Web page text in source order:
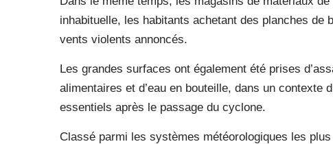
inhabituelle, les habitants achetant des planches
vents violents annoncés.
Les grandes surfaces ont également été prises
alimentaires et d’eau en bouteille, dans un contexte
essentiels après le passage du cyclone.
Classé parmi les systèmes météorologiques les